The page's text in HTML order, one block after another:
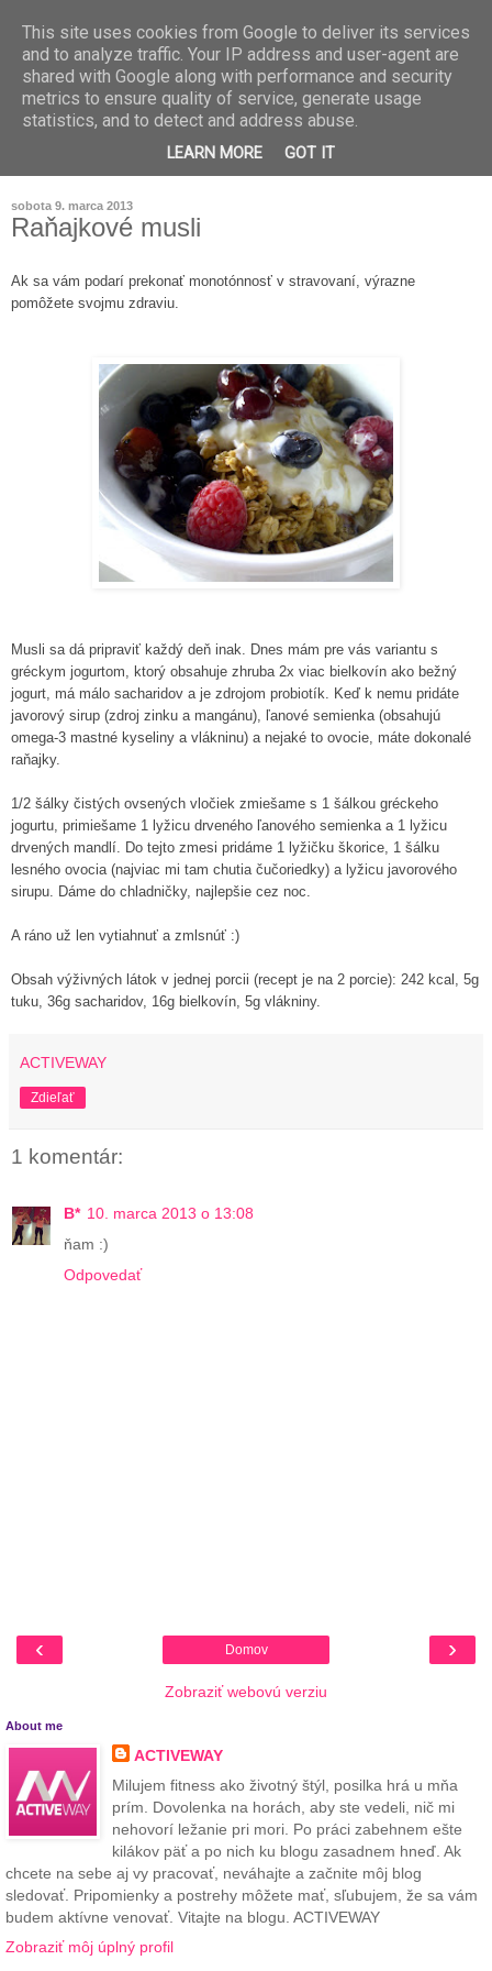
sobota 9. marca 2013
Raňajkové musli
Ak sa vám podarí prekonať monotónnosť v stravovaní, výrazne
pomôžete svojmu zdraviu.
Musli sa dá pripraviť každý deň inak. Dnes mám pre vás variantu s
gréckym jogurtom, ktorý obsahuje zhruba 2x viac bielkovín ako bežný
jogurt, má málo sacharidov a je zdrojom probiotík. Keď k nemu pridáte
javorový sirup (zdroj zinku a mangánu), ľanové semienka (obsahujú
omega-3 mastné kyseliny a vlákninu) a nejaké to ovocie, máte dokonalé
raňajky.
1/2 šálky čistých ovsených vločiek zmiešame s 1 šálkou gréckeho
jogurtu, primiešame 1 lyžicu drveného ľanového semienka a 1 lyžicu
drvených mandlí. Do tejto zmesi pridáme 1 lyžičku škorice, 1 šálku
lesného ovocia (najviac mi tam chutia čučoriedky) a lyžicu javorového
sirupu. Dáme do chladničky, najlepšie cez noc.
A ráno už len vytiahnuť a zmlsnúť :)
Obsah výživných látok v jednej porcii (recept je na 2 porcie): 242 kcal, 5g
tuku, 36g sacharidov, 16g bielkovín, 5g vlákniny.
ACTIVEWAY
Zdieľať
1 komentár:
B* 10. marca 2013 o 13:08
ňam :)
Odpovedať
‹ ›
Domov
Zobraziť webovú verziu
About me
ACTIVEWAY
Milujem fitness ako životný štýl, posilka hrá u mňa
prím. Dovolenka na horách, aby ste vedeli, nič mi
nehovorí ležanie pri mori. Po práci zabehnem ešte
kilákov päť a po nich ku blogu zasadnem hneď. Ak
chcete na sebe aj vy pracovať, neváhajte a začnite môj blog
sledovať. Pripomienky a postrehy môžete mať, sľubujem, že sa vám
budem aktívne venovať. Vitajte na blogu. ACTIVEWAY
Zobraziť môj úplný profil
This site uses cookies from Google to deliver its services
and to analyze traffic. Your IP address and user-agent are
shared with Google along with performance and security
metrics to ensure quality of service, generate usage
statistics, and to detect and address abuse.
LEARN MORE GOT IT